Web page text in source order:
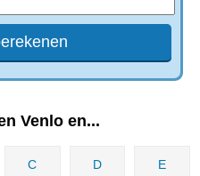
Venlo en...
C D E